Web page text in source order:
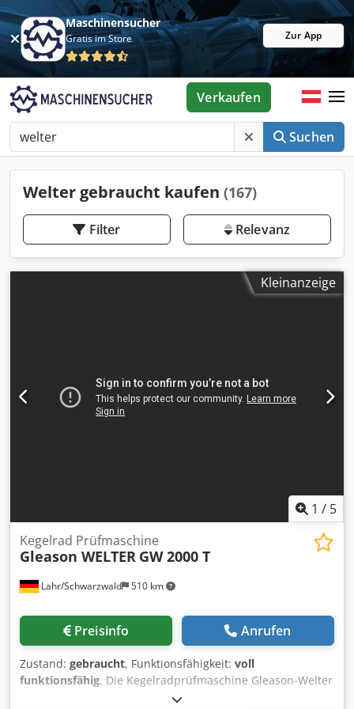
Maschinensucher
Gratis im Store Zur App
Suchen
Verkaufen
Welter gebraucht kaufen (167)
Filter Relevanz
Kleinanzeige
1 / 5
Lahr/Schwarzwald 510 km
Kegelrad Prüfmaschine
Gleason WELTER GW 2000 T
Preisinfo Anrufen
Zustand: gebraucht, Funktionsfähigkeit: voll
funktionsfähig, Die Kegelradprüfmaschine Gleason-Welter
2000 T wurde als Universalmaschine konzipiert und wird